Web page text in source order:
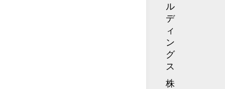
ル
デ
ィ
ン
グ
ス
株